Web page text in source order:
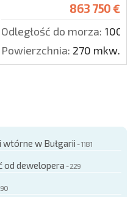
863 750 €
Odległość do morza: 100
Powierzchnia: 270 mkw.
w Bułgarii - 1181
od dewelopera - 229